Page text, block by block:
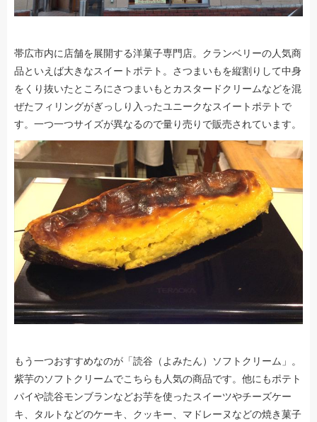
帯広市内に店舗を展開する洋菓子専門店。クランベリーの人気商
品といえば大きなスイートポテト。さつまいもを縦割りして中身
をくり抜いたところにさつまいもとカスタードクリームなどを混
ぜたフィリングがぎっしり入ったユニークなスイートポテトで
す。一つ一つサイズが異なるので量り売りで販売されています。
もう一つおすすめなのが「読谷（よみたん）ソフトクリーム」。
紫芋のソフトクリームでこちらも人気の商品です。他にもポテト
パイや読谷モンブランなどお芋を使ったスイーツやチーズケー
キ、タルトなどのケーキ、クッキー、マドレーヌなどの焼き菓子